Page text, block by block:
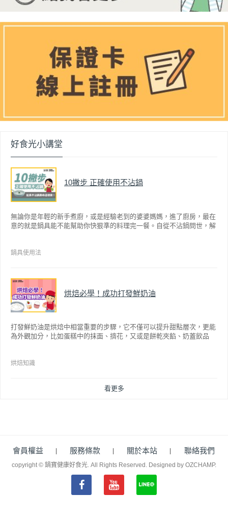
好食光小講堂
10撇步 正確使用不沾鍋
無論你是年輕的新手煮廚，或是經驗老到的婆婆媽媽，進了廚房，最在
意的就是鍋具能不能幫助你快狠準的料理完一餐。自從不沾鍋問世，解
因此金鑽不沾系列的鍋具，更年年穩居銷售排行榜的前幾名。然而如何
鍋具使用法
烘焙必學！成功打發鮮奶油
打發鮮奶油是烘焙中相當重要的步驟，它不僅可以提升甜點層次，更能
為外觀加分，比如蛋糕中的抹面、擠花，又或是餅乾夾餡、奶蓋飲品
烘焙知識
看更多
會員權益 服務條款 關於本站 聯絡我們
copyright © 鍋寶健康好食光. All Rights Reserved. Designed by OZCHAMP.